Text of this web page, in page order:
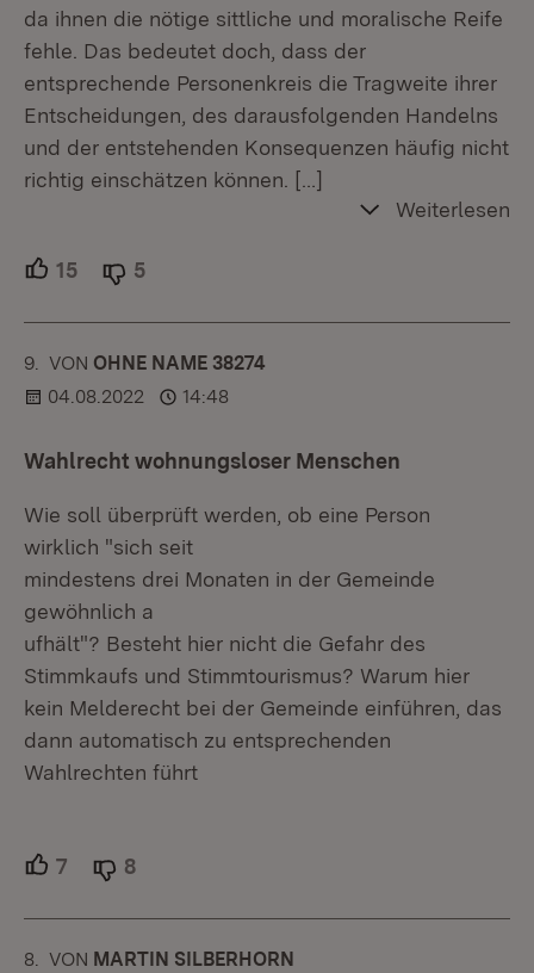
da ihnen die nötige sittliche und moralische Reife
fehle. Das bedeutet doch, dass der
entsprechende Personenkreis die Tragweite ihrer
Entscheidungen, des darausfolgenden Handelns
und der entstehenden Konsequenzen häufig nicht
richtig einschätzen können. […]
Weiterlesen
15 Unterstützer.
5
9. KOMMENTAR
VON :OHNE NAME 38274
04.08.2022
14:48
Wahlrecht wohnungsloser Menschen
Wie soll überprüft werden, ob eine Person
wirklich "sich seit
mindestens drei Monaten in der Gemeinde
gewöhnlich a
ufhält"? Besteht hier nicht die Gefahr des
Stimmkaufs und Stimmtourismus? Warum hier
kein Melderecht bei der Gemeinde einführen, das
dann automatisch zu entsprechenden
Wahlrechten führt
7 Unterstützer.
8
8. KOMMENTAR
VON :MARTIN SILBERHORN